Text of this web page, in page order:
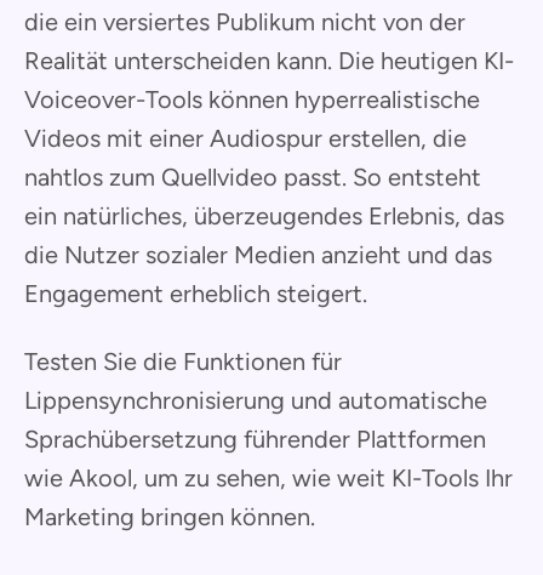
die ein versiertes Publikum nicht von der
Realität unterscheiden kann. Die heutigen KI-
Voiceover-Tools können hyperrealistische
Videos mit einer Audiospur erstellen, die
nahtlos zum Quellvideo passt. So entsteht
ein natürliches, überzeugendes Erlebnis, das
die Nutzer sozialer Medien anzieht und das
Engagement erheblich steigert.
Testen Sie die Funktionen für
Lippensynchronisierung und automatische
Sprachübersetzung führender Plattformen
wie Akool, um zu sehen, wie weit KI-Tools Ihr
Marketing bringen können.